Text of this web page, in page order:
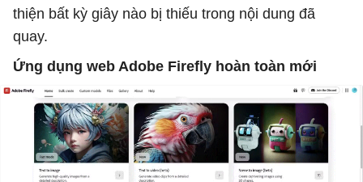
thiện bất kỳ giây nào bị thiếu trong nội dung đã
quay.
Ứng dụng web Adobe Firefly hoàn toàn mới